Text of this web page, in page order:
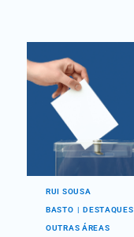
RUI SOUSA
BASTO DESTAQUES
OUTRAS ÁREAS